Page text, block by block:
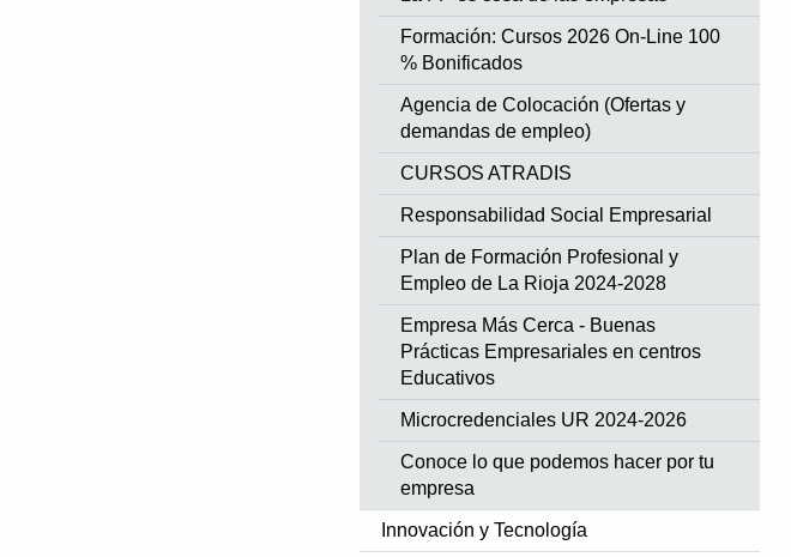
Formación: Cursos 2026 On-Line 100
% Bonificados
Agencia de Colocación (Ofertas y
demandas de empleo)
CURSOS ATRADIS
Responsabilidad Social Empresarial
Plan de Formación Profesional y
Empleo de La Rioja 2024-2028
Empresa Más Cerca - Buenas
Prácticas Empresariales en centros
Educativos
Microcredenciales UR 2024-2026
Conoce lo que podemos hacer por tu
empresa
Innovación y Tecnología